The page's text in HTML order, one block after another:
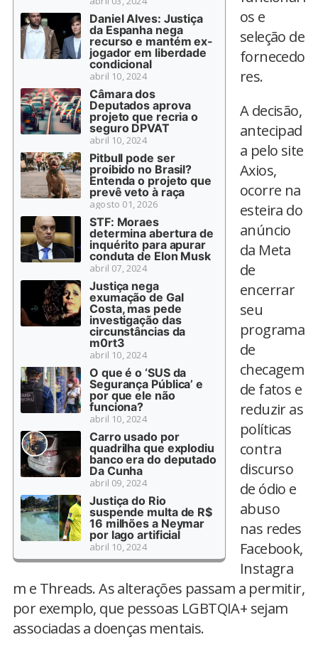
Daniel Alves: Justiça
da Espanha nega
recurso e mantém ex-
jogador em liberdade
condicional
abril 10, 2024
Câmara dos
Deputados aprova
projeto que recria o
seguro DPVAT
abril 10, 2024
Pitbull pode ser
proibido no Brasil?
Entenda o projeto que
prevê veto à raça
agosto 01, 2026
STF: Moraes
determina abertura de
inquérito para apurar
conduta de Elon Musk
abril 07, 2024
Justiça nega
exumação de Gal
Costa, mas pede
investigação das
circunstâncias da
m0rt3
abril 10, 2024
O que é o ‘SUS da
Segurança Pública’ e
por que ele não
funciona?
abril 10, 2024
Carro usado por
quadrilha que explodiu
banco era do deputado
Da Cunha
abril 09, 2024
Justiça do Rio
suspende multa de R$
16 milhões a Neymar
por lago artificial
abril 10, 2024
os e
seleção de
fornecedo
res.
A decisão,
antecipad
a pelo site
Axios,
ocorre na
esteira do
anúncio
da Meta
de
encerrar
seu
programa
de
checagem
de fatos e
reduzir as
políticas
contra
discurso
de ódio e
abuso
nas redes
Facebook,
Instagra
m e Threads. As alterações passam a permitir,
por exemplo, que pessoas LGBTQIA+ sejam
associadas a doenças mentais.